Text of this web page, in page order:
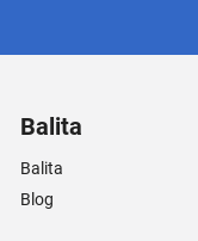
Balita
Balita
Blog